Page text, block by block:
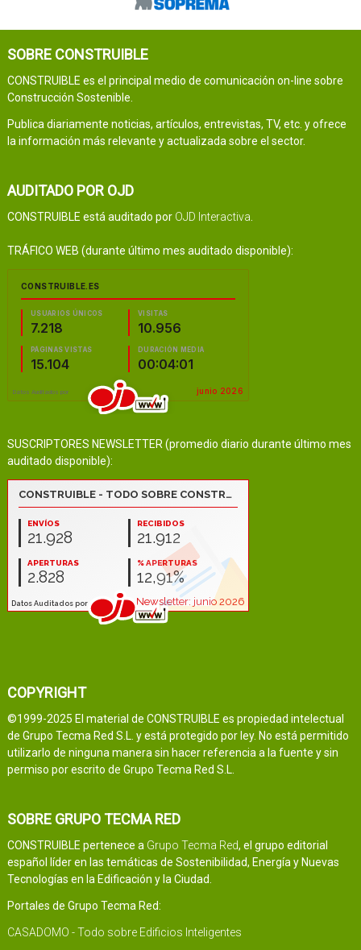
SOBRE CONSTRUIBLE
CONSTRUIBLE es el principal medio de comunicación on-line sobre
Construcción Sostenible.
Publica diariamente noticias, artículos, entrevistas, TV, etc. y ofrece
la información más relevante y actualizada sobre el sector.
AUDITADO POR OJD
CONSTRUIBLE está auditado por OJD Interactiva
TRÁFICO WEB (durante último mes auditado disponible):
SUSCRIPTORES NEWSLETTER (promedio diario durante último mes
auditado disponible):
COPYRIGHT
©1999-2025 El material de CONSTRUIBLE es propiedad intelectual
de Grupo Tecma Red S.L. y está protegido por ley. No está permitido
utilizarlo de ninguna manera sin hacer referencia a la fuente y sin
permiso por escrito de Grupo Tecma Red S.L.
SOBRE GRUPO TECMA RED
CONSTRUIBLE pertenece a Grupo Tecma Red, el grupo editorial
español líder en las temáticas de Sostenibilidad, Energía y Nuevas
Tecnologías en la Edificación y la Ciudad.
Portales de Grupo Tecma Red:
CASADOMO - Todo sobre Edificios Inteligentes